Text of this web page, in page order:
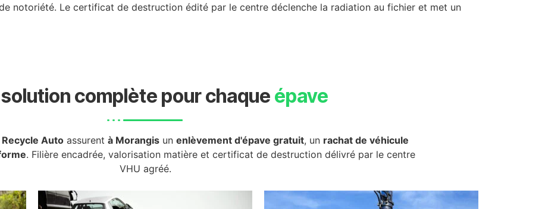
notoriété. Le certificat de destruction édité par le centre déclenche la radiation au fichier et met un
complète pour chaque épave
Recycle Autoassurent à Morangisun enlèvement d'épave gratuit, un rachat de véhicule
. Filière encadrée, valorisation matière et certificat de destruction délivré par le centre
VHU agréé.